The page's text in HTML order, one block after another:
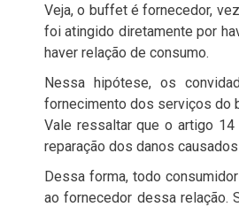
Veja, o buffet é fornecedor,
foi atingido diretamente por
haver relação de consumo.
Nessa hipótese, os
fornecimento dos serviços do
Vale ressaltar que o artigo
reparação dos danos
Dessa forma, todo
ao fornecedor dessa relação.